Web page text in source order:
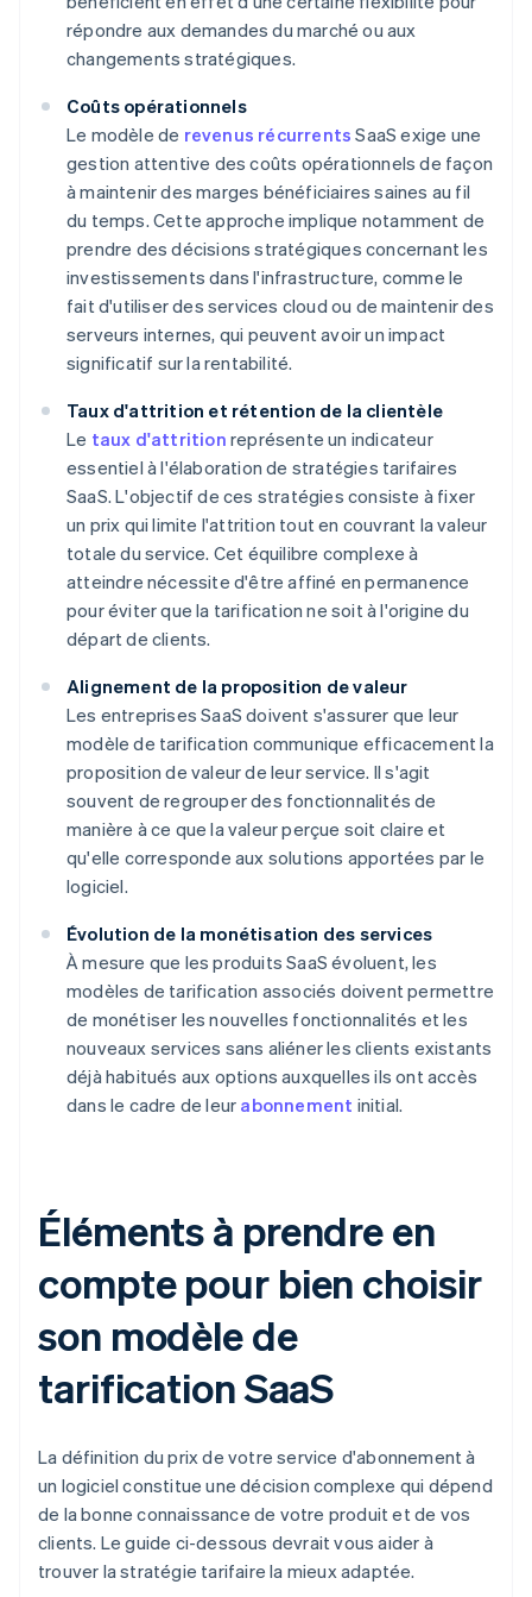
répondre aux demandes du marché ou aux
changements stratégiques.
Coûts opérationnels
Le modèle de revenus récurrents SaaS exige une
gestion attentive des coûts opérationnels de façon
à maintenir des marges bénéficiaires saines au fil
du temps. Cette approche implique notamment de
prendre des décisions stratégiques concernant les
investissements dans l'infrastructure, comme le
fait d'utiliser des services cloud ou de maintenir des
serveurs internes, qui peuvent avoir un impact
significatif sur la rentabilité.
Taux d'attrition et rétention de la clientèle
Le taux d'attrition représente un indicateur
essentiel à l'élaboration de stratégies tarifaires
SaaS. L'objectif de ces stratégies consiste à fixer
un prix qui limite l'attrition tout en couvrant la valeur
totale du service. Cet équilibre complexe à
atteindre nécessite d'être affiné en permanence
pour éviter que la tarification ne soit à l'origine du
départ de clients.
Alignement de la proposition de valeur
Les entreprises SaaS doivent s'assurer que leur
modèle de tarification communique efficacement la
proposition de valeur de leur service. Il s'agit
souvent de regrouper des fonctionnalités de
manière à ce que la valeur perçue soit claire et
qu'elle corresponde aux solutions apportées par le
logiciel.
Évolution de la monétisation des services
À mesure que les produits SaaS évoluent, les
modèles de tarification associés doivent permettre
de monétiser les nouvelles fonctionnalités et les
nouveaux services sans aliéner les clients existants
déjà habitués aux options auxquelles ils ont accès
dans le cadre de leur abonnement initial.
Éléments à prendre en
compte pour bien choisir
son modèle de
tarification SaaS
La définition du prix de votre service d'abonnement à
un logiciel constitue une décision complexe qui dépend
de la bonne connaissance de votre produit et de vos
clients. Le guide ci-dessous devrait vous aider à
trouver la stratégie tarifaire la mieux adaptée.